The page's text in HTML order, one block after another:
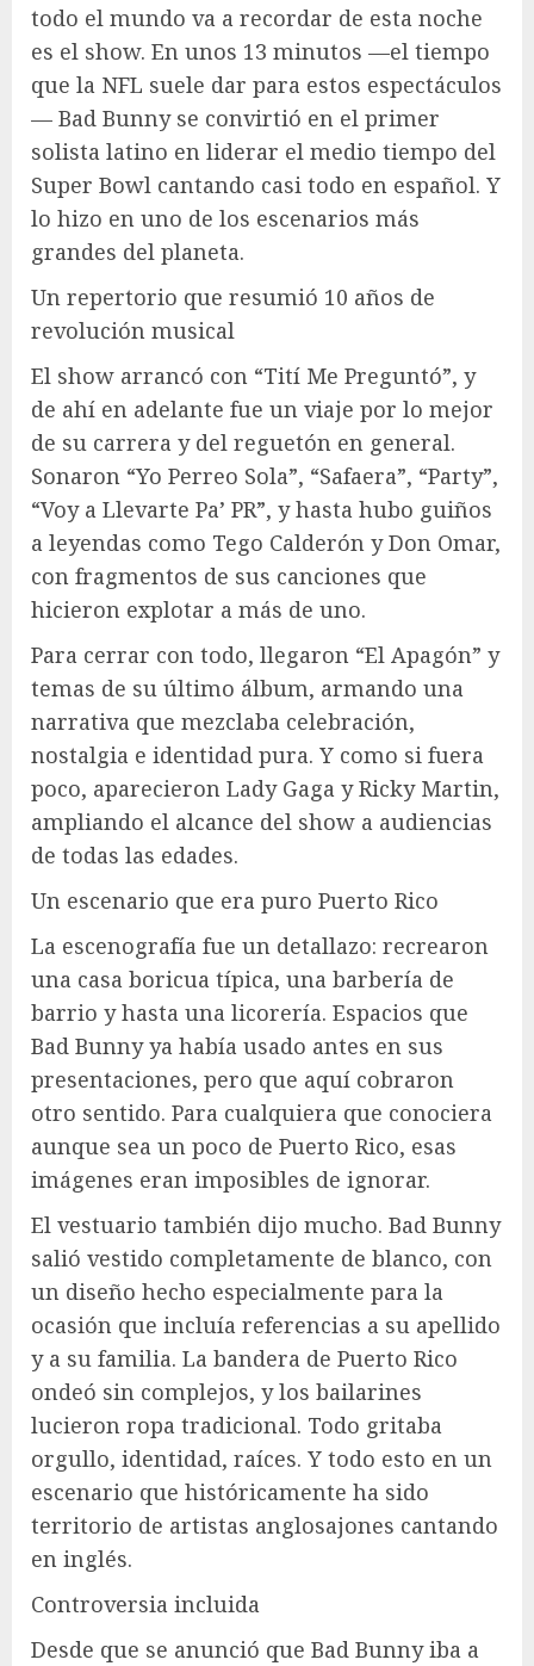
todo el mundo va a recordar de esta noche
es el show. En unos 13 minutos —el tiempo
que la NFL suele dar para estos espectáculos
— Bad Bunny se convirtió en el primer
solista latino en liderar el medio tiempo del
Super Bowl cantando casi todo en español. Y
lo hizo en uno de los escenarios más
grandes del planeta.
Un repertorio que resumió 10 años de
revolución musical
El show arrancó con “Tití Me Preguntó”, y
de ahí en adelante fue un viaje por lo mejor
de su carrera y del reguetón en general.
Sonaron “Yo Perreo Sola”, “Safaera”, “Party”,
“Voy a Llevarte Pa’ PR”, y hasta hubo guiños
a leyendas como Tego Calderón y Don Omar,
con fragmentos de sus canciones que
hicieron explotar a más de uno.
Para cerrar con todo, llegaron “El Apagón” y
temas de su último álbum, armando una
narrativa que mezclaba celebración,
nostalgia e identidad pura. Y como si fuera
poco, aparecieron Lady Gaga y Ricky Martin,
ampliando el alcance del show a audiencias
de todas las edades.
Un escenario que era puro Puerto Rico
La escenografía fue un detallazo: recrearon
una casa boricua típica, una barbería de
barrio y hasta una licorería. Espacios que
Bad Bunny ya había usado antes en sus
presentaciones, pero que aquí cobraron
otro sentido. Para cualquiera que conociera
aunque sea un poco de Puerto Rico, esas
imágenes eran imposibles de ignorar.
El vestuario también dijo mucho. Bad Bunny
salió vestido completamente de blanco, con
un diseño hecho especialmente para la
ocasión que incluía referencias a su apellido
y a su familia. La bandera de Puerto Rico
ondeó sin complejos, y los bailarines
lucieron ropa tradicional. Todo gritaba
orgullo, identidad, raíces. Y todo esto en un
escenario que históricamente ha sido
territorio de artistas anglosajones cantando
en inglés.
Controversia incluida
Desde que se anunció que Bad Bunny iba a